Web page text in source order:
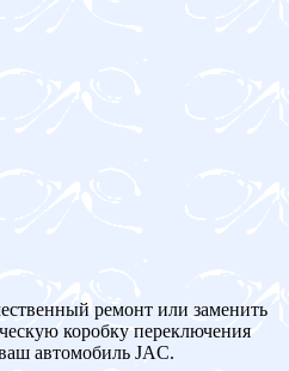
ремонт или заменить
коробку переключения
автомобиль JAC.